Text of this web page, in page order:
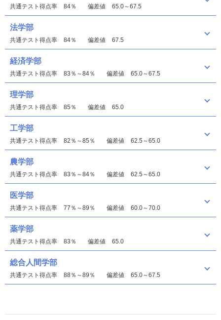
共通テスト得点率 84％ 偏差値 65.0～67.5
法学部
共通テスト得点率 84％ 偏差値 67.5
経済学部
共通テスト得点率 83％～84％ 偏差値 65.0～67.5
理学部
共通テスト得点率 85％ 偏差値 65.0
工学部
共通テスト得点率 82％～85％ 偏差値 62.5～65.0
農学部
共通テスト得点率 83％～84％ 偏差値 62.5～65.0
医学部
共通テスト得点率 77％～89％ 偏差値 60.0～70.0
薬学部
共通テスト得点率 83％ 偏差値 65.0
総合人間学部
共通テスト得点率 88％～89％ 偏差値 65.0～67.5